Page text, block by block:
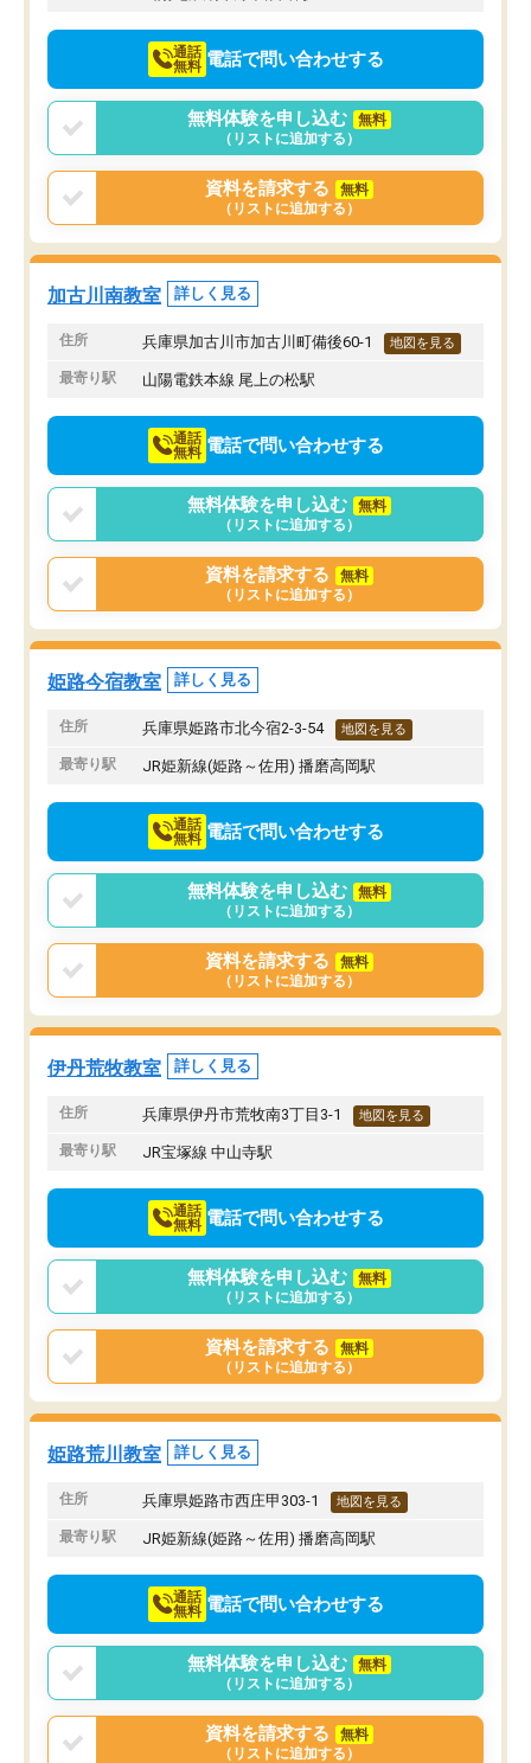
通話
無料 電話で問い合わせする
無料体験を申し込む
無料
（リストに追加する）
資料を請求する
無料
（リストに追加する）
加古川南教室 詳しく見る
住所 兵庫県加古川市加古川町備後60-1 地図を見る
最寄り駅 山陽電鉄本線 尾上の松駅
通話
無料 電話で問い合わせする
無料体験を申し込む
無料
（リストに追加する）
資料を請求する
無料
（リストに追加する）
姫路今宿教室 詳しく見る
住所 兵庫県姫路市北今宿2-3-54 地図を見る
最寄り駅 JR姫新線(姫路～佐用) 播磨高岡駅
通話
無料 電話で問い合わせする
無料体験を申し込む
無料
（リストに追加する）
資料を請求する
無料
（リストに追加する）
伊丹荒牧教室 詳しく見る
住所 兵庫県伊丹市荒牧南3丁目3-1 地図を見る
最寄り駅 JR宝塚線 中山寺駅
通話
無料 電話で問い合わせする
無料体験を申し込む
無料
（リストに追加する）
資料を請求する
無料
（リストに追加する）
姫路荒川教室 詳しく見る
住所 兵庫県姫路市西庄甲303-1 地図を見る
最寄り駅 JR姫新線(姫路～佐用) 播磨高岡駅
通話
無料 電話で問い合わせする
無料体験を申し込む
無料
（リストに追加する）
資料を請求する
無料
（リストに追加する）